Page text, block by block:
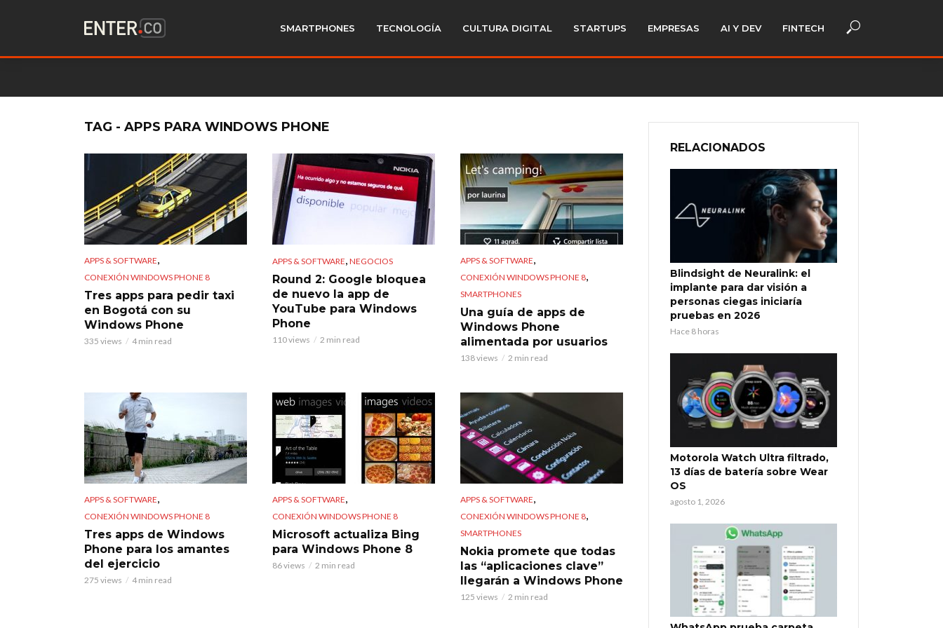
SMARTPHONES TECNOLOGÍA CULTURA DIGITAL STARTUPS EMPRESAS AI Y DEV FINTECH
TAG - APPS PARA WINDOWS PHONE
APPS & SOFTWARE,
CONEXIÓN WINDOWS PHONE 8
Tres apps para pedir taxi
en Bogotá con su
Windows Phone
335 views 4 min read
APPS & SOFTWARE, NEGOCIOS
Round 2: Google bloquea
de nuevo la app de
YouTube para Windows
Phone
110 views 2 min read
APPS & SOFTWARE,
CONEXIÓN WINDOWS PHONE 8,
SMARTPHONES
Una guía de apps de
Windows Phone
alimentada por usuarios
138 views 2 min read
APPS & SOFTWARE,
CONEXIÓN WINDOWS PHONE 8
Tres apps de Windows
Phone para los amantes
del ejercicio
275 views 4 min read
APPS & SOFTWARE,
CONEXIÓN WINDOWS PHONE 8
Microsoft actualiza Bing
para Windows Phone 8
86 views 2 min read
APPS & SOFTWARE,
CONEXIÓN WINDOWS PHONE 8,
SMARTPHONES
Nokia promete que todas
las “aplicaciones clave”
llegarán a Windows Phone
125 views 2 min read
RELACIONADOS
Blindsight de Neuralink: el
implante para dar visión a
personas ciegas iniciaría
pruebas en 2026
Hace 8 horas
Motorola Watch Ultra filtrado,
13 días de batería sobre Wear
OS
agosto 1, 2026